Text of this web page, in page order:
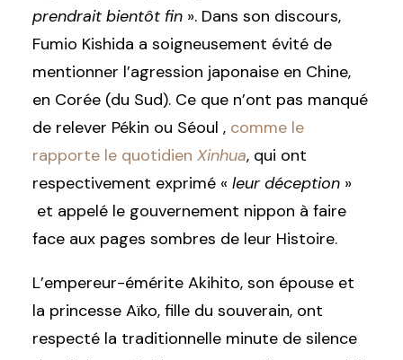
prendrait bientôt fin ». Dans son discours,
Fumio Kishida a soigneusement évité de
mentionner l’agression japonaise en Chine,
en Corée (du Sud). Ce que n’ont pas manqué
de relever Pékin ou Séoul , comme le
rapporte le quotidien Xinhua, qui ont
respectivement exprimé « leur déception »
et appelé le gouvernement nippon à faire
face aux pages sombres de leur Histoire.
L’empereur-émérite Akihito, son épouse et
la princesse Aïko, fille du souverain, ont
respecté la traditionnelle minute de silence